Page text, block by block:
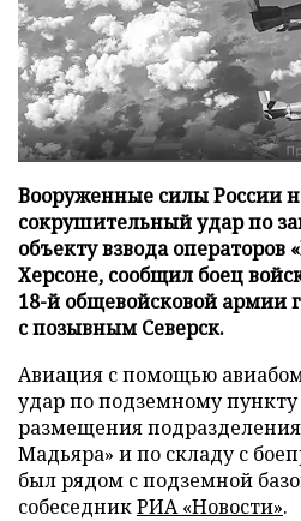
Вооруженные силы России
сокрушительный удар по
объекту взвода
Херсоне, сообщил боец
18-й общевойсковой армии
с позывным Северск.
Авиация с помощью
удар по подземному
размещения
Мадьяра» и по складу с
был рядом с подземной
собеседникРИА «Новости».